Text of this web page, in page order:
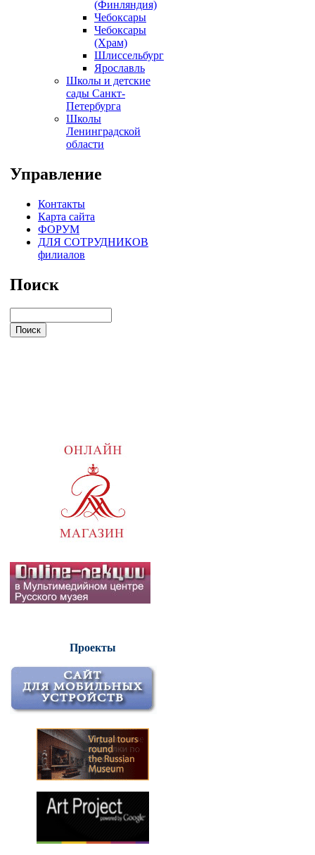
(Финляндия)
Чебоксары
Чебоксары
(Храм)
Шлиссельбург
Ярославль
Школы и детские
сады Санкт-
Петербурга
Школы
Ленинградской
области
Управление
Контакты
Карта сайта
ФОРУМ
ДЛЯ СОТРУДНИКОВ
филиалов
Поиск
Проекты